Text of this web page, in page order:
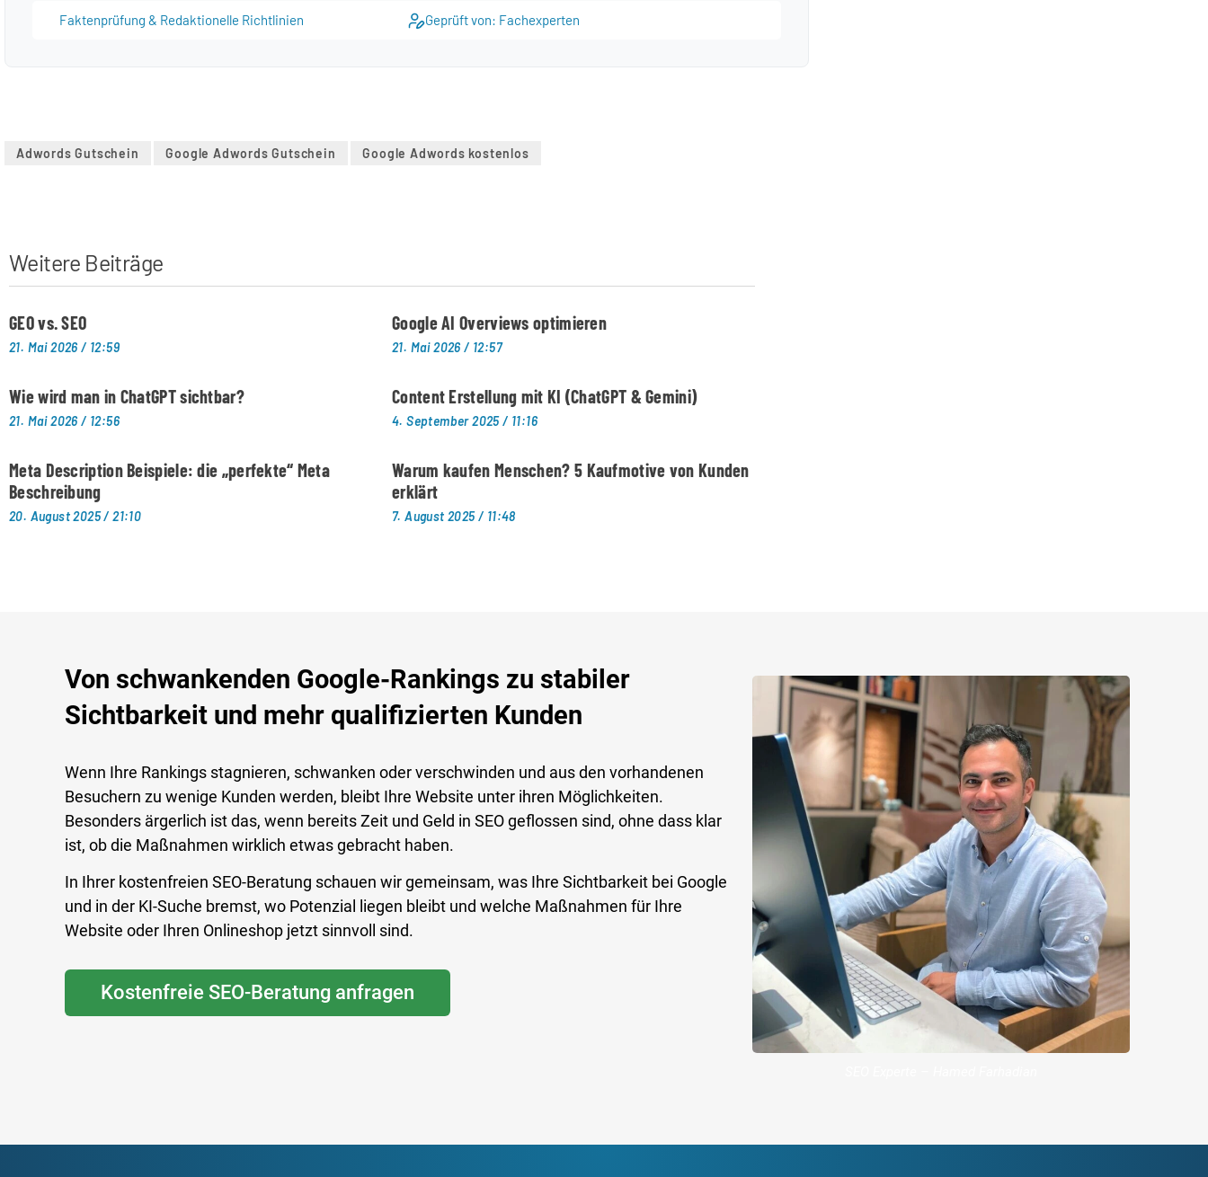
Faktenprüfung & Redaktionelle Richtlinien Geprüft von: Fachexperten
Adwords Gutschein Google Adwords Gutschein Google Adwords kostenlos
Weitere Beiträge
GEO vs. SEO
21. Mai 2026 12:59
Google AI Overviews optimieren
21. Mai 2026 12:57
Wie wird man in ChatGPT sichtbar?
21. Mai 2026 12:56
Content Erstellung mit KI (ChatGPT & Gemini)
4. September 2025 11:16
Meta Description Beispiele: die „perfekte“ Meta
Beschreibung
20. August 2025 21:10
Warum kaufen Menschen? 5 Kaufmotive von Kunden
erklärt
7. August 2025 11:48
Von schwankenden Google-Rankings zu stabiler
Sichtbarkeit und mehr qualifizierten Kunden
Wenn Ihre Rankings stagnieren, schwanken oder verschwinden und aus den vorhandenen
Besuchern zu wenige Kunden werden, bleibt Ihre Website unter ihren Möglichkeiten.
Besonders ärgerlich ist das, wenn bereits Zeit und Geld in SEO geflossen sind, ohne dass klar
ist, ob die Maßnahmen wirklich etwas gebracht haben.
In Ihrer kostenfreien SEO-Beratung schauen wir gemeinsam, was Ihre Sichtbarkeit bei Google
und in der KI-Suche bremst, wo Potenzial liegen bleibt und welche Maßnahmen für Ihre
Website oder Ihren Onlineshop jetzt sinnvoll sind.
Kostenfreie SEO-Beratung anfragen